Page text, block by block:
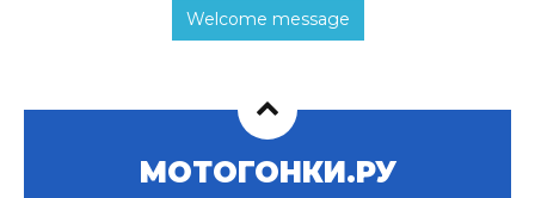
Welcome message
МОТОГОНКИ.РУ